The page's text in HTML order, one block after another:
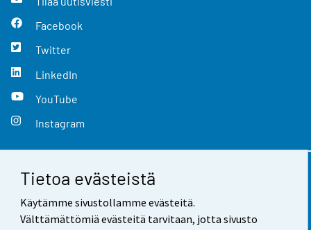
Tietoa evästeistä
Käytämme sivustollamme evästeitä.
Välttämättömiä evästeitä tarvitaan, jotta sivusto
Facebook
Twitter
LinkedIn
YouTube
Instagram
Yhteystiedot
Palaute